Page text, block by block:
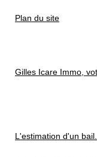
Plan du site
Gilles Icare Immo,
L'estimation d'un bail...